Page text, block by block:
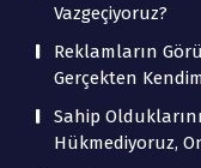
Vazgeçiyoruz?
Reklamların
Gerçekten
Sahip
Hükmediyoruz,